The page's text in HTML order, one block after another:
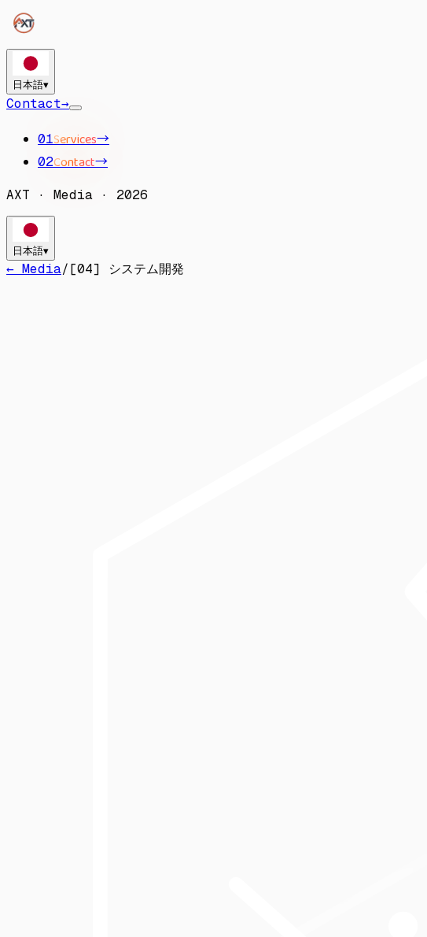
日本語▾
Contact→
01Services→
02Contact→
AXT · Media · 2026
日本語▾
← Media/[04] システム開発